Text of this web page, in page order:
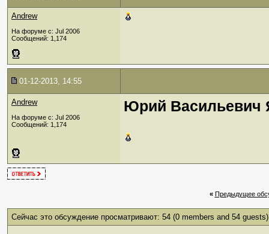
Andrew
На форуме с: Jul 2006
Сообщений: 1,174
01-12-2013, 14:55
Andrew
На форуме с: Jul 2006
Сообщений: 1,174
Юрий Васильевич
« Предыдущее
Сейчас это обсуждение просматривают: 54 (0 members and 54 guests)